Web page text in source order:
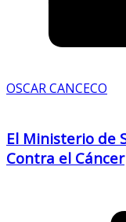
OSCAR CANCECO
El Ministerio de
Contra el Cáncer